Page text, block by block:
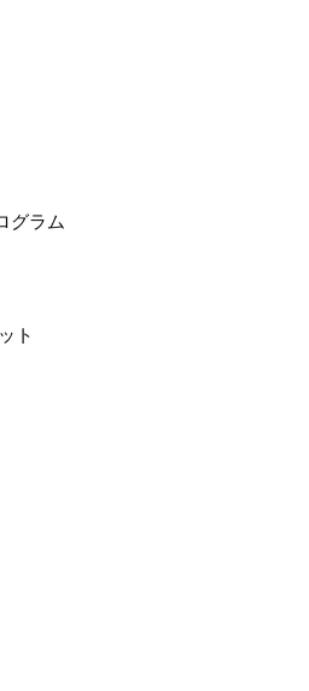
グラム
ト